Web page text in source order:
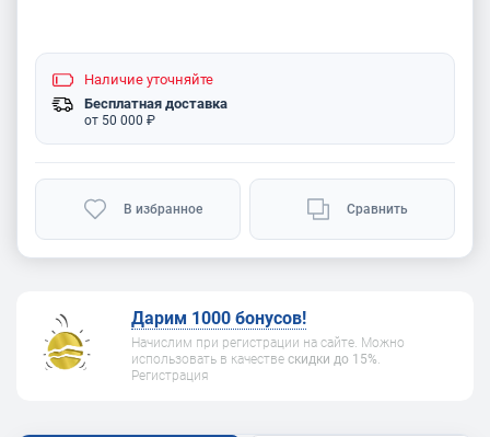
Наличие уточняйте
Бесплатная доставка
от 50 000 ₽
В избранное Сравнить
Дарим 1000 бонусов!
Начислим при регистрации на сайте. Можно
использовать в качестве скидки до 15%.
Регистрация